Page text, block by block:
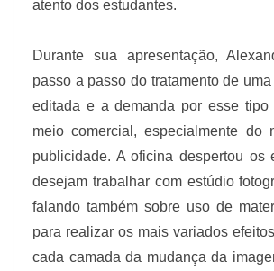
atento dos estudantes.
Durante sua apresentação,
passo a passo do tratamento de
editada e a demanda por esse tipo
meio comercial, especialmente do
publicidade. A oficina despertou os
desejam trabalhar com estúdio
falando também sobre uso de
para realizar os mais variados
cada camada da mudança da